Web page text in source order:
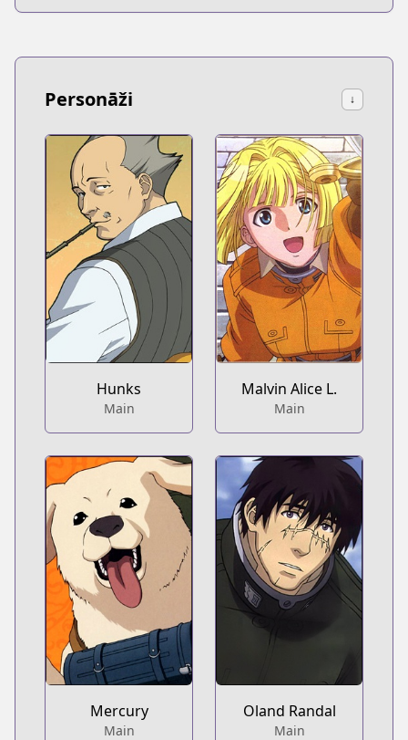
Personāži ↓
Hunks
Main
Malvin Alice L.
Main
Mercury
Main
Oland Randal
Main